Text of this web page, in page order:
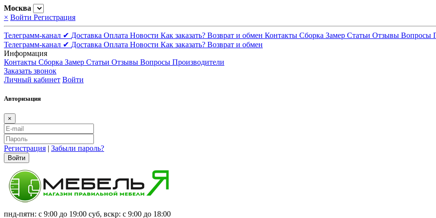
Москва
× Войти Регистрация
Телеграмм-канал ✔ Доставка Оплата Новости Как заказать? Возврат и обмен Контакты Сборка Замер Статьи Отзывы Вопросы
Телеграмм-канал ✔ Доставка Оплата Новости Как заказать? Возврат и обмен
Информация
Контакты Сборка Замер Статьи Отзывы Вопросы Производители
Заказать звонок
Личный кабинет Войти
Авторизация
×
Регистрация | Забыли пароль?
Войти
пнд-пятн: с 9:00 до 19:00 суб, вскр: с 9:00 до 18:00